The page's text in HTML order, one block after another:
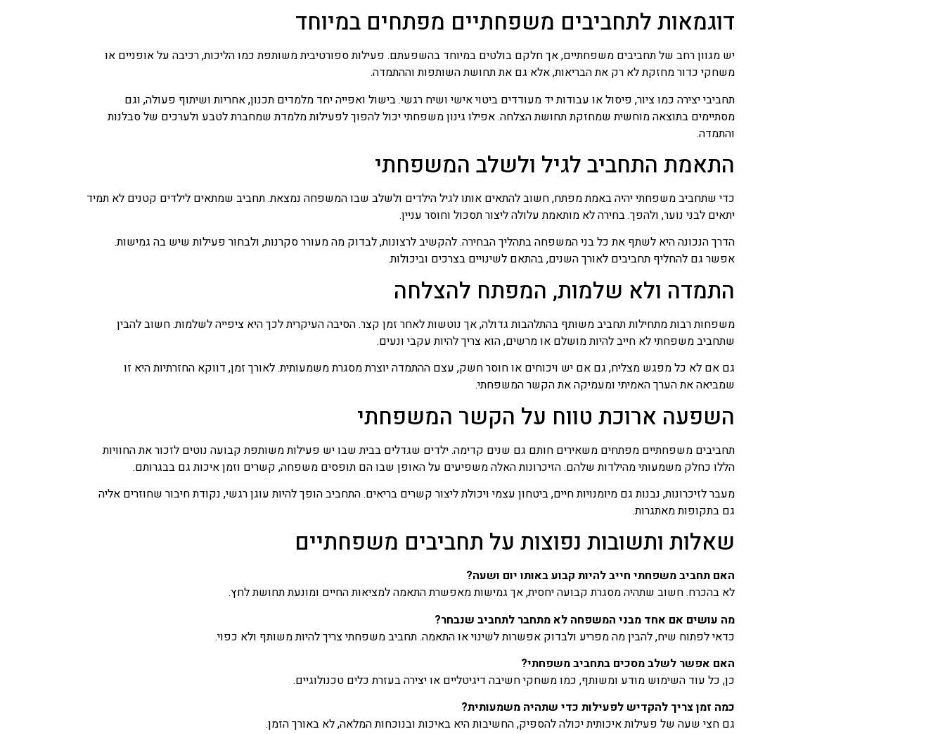
דוגמאות לתחביבים משפחתיים מפתחים במיוחד
יש מגוון רחב של תחביבים משפחתיים, אך חלקם בולטים במיוחד בהשפעתם. פעילות ספורטיבית משותפת כמו הליכות, רכיבה על אופניים או
משחקי כדור מחזקת לא רק את הבריאות, אלא גם את תחושת השותפות וההתמדה.
תחביבי יצירה כמו ציור, פיסול או עבודות יד מעודדים ביטוי אישי ושיח רגשי. בישול ואפייה יחד מלמדים תכנון, אחריות ושיתוף פעולה, וגם
מסתיימים בתוצאה מוחשית שמחזקת תחושת הצלחה. אפילו גינון משפחתי יכול להפוך לפעילות מלמדת שמחברת לטבע ולערכים של סבלנות
והתמדה.
התאמת התחביב לגיל ולשלב המשפחתי
כדי שתחביב משפחתי יהיה באמת מפתח, חשוב להתאים אותו לגיל הילדים ולשלב שבו המשפחה נמצאת. תחביב שמתאים לילדים קטנים לא תמיד
יתאים לבני נוער, ולהפך. בחירה לא מותאמת עלולה ליצור תסכול וחוסר עניין.
הדרך הנכונה היא לשתף את כל בני המשפחה בתהליך הבחירה. להקשיב לרצונות, לבדוק מה מעורר סקרנות, ולבחור פעילות שיש בה גמישות.
אפשר גם להחליף תחביבים לאורך השנים, בהתאם לשינויים בצרכים וביכולות.
התמדה ולא שלמות, המפתח להצלחה
משפחות רבות מתחילות תחביב משותף בהתלהבות גדולה, אך נוטשות לאחר זמן קצר. הסיבה העיקרית לכך היא ציפייה לשלמות. חשוב להבין
שתחביב משפחתי לא חייב להיות מושלם או מרשים, הוא צריך להיות עקבי ונעים.
גם אם לא כל מפגש מצליח, גם אם יש ויכוחים או חוסר חשק, עצם ההתמדה יוצרת מסגרת משמעותית. לאורך זמן, דווקא החזרתיות היא זו
שמביאה את הערך האמיתי ומעמיקה את הקשר המשפחתי.
השפעה ארוכת טווח על הקשר המשפחתי
תחביבים משפחתיים מפתחים משאירים חותם גם שנים קדימה. ילדים שגדלים בבית שבו יש פעילות משותפת קבועה נוטים לזכור את החוויות
הללו כחלק משמעותי מהילדות שלהם. הזיכרונות האלה משפיעים על האופן שבו הם תופסים משפחה, קשרים וזמן איכות גם בבגרותם.
מעבר לזיכרונות, נבנות גם מיומנויות חיים, ביטחון עצמי ויכולת ליצור קשרים בריאים. התחביב הופך להיות עוגן רגשי, נקודת חיבור שחוזרים אליה
גם בתקופות מאתגרות.
שאלות ותשובות נפוצות על תחביבים משפחתיים
האם תחביב משפחתי חייב להיות קבוע באותו יום ושעה?
לא בהכרח. חשוב שתהיה מסגרת קבועה יחסית, אך גמישות מאפשרת התאמה למציאות החיים ומונעת תחושת לחץ.
מה עושים אם אחד מבני המשפחה לא מתחבר לתחביב שנבחר?
כדאי לפתוח שיח, להבין מה מפריע ולבדוק אפשרות לשינוי או התאמה. תחביב משפחתי צריך להיות משותף ולא כפוי.
האם אפשר לשלב מסכים בתחביב משפחתי?
כן, כל עוד השימוש מודע ומשותף, כמו משחקי חשיבה דיגיטליים או יצירה בעזרת כלים טכנולוגיים.
כמה זמן צריך להקדיש לפעילות כדי שתהיה משמעותית?
גם חצי שעה של פעילות איכותית יכולה להספיק, החשיבות היא באיכות ובנוכחות המלאה, לא באורך הזמן.